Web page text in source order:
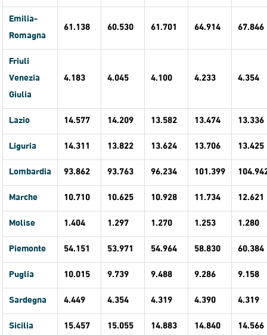
Emilia-
Romagna
61.138 60.530 61.701 64.914 67.846
Friuli
Venezia
Giulia
4.183 4.045 4.100 4.233 4.354
Lazio 14.577 14.209 13.582 13.474
13.336
Liguria
14.311 13.822 13.624 13.706
13.425
Lombardia
93.862 93.763 96.234 101.399
Marche
10.710 10.625 10.928 11.734
12.621
Molise
1.404 1.297 1.270 1.253
1.280
Piemonte
54.151 53.971 54.964 58.830
60.384
Puglia
10.015 9.739 9.488 9.286
9.158
Sardegna
4.449 4.354 4.319 4.390
4.319
Sicilia
15.457 15.055 14.883 14.840
14.566